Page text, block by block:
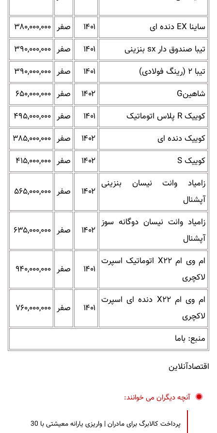
ساینا EX دنده ای ۱۴۰۱ صفر ۳۸۰,۰۰۰,۰۰۰
تیبا صندوق دار sx بنزینی
۱۴۰۱ صفر ۳۹۰,۰۰۰,۰۰۰
تیبا ۲ (رینگ فولادی)
۱۴۰۱ صفر ۳۹۰,۰۰۰,۰۰۰
شاهینG
۱۴۰۲ صفر ۶۵۰,۰۰۰,۰۰۰
کوییک R پلاس اتوماتیک
۱۴۰۱ صفر ۴۹۵,۰۰۰,۰۰۰
کوییک دنده ای
۱۴۰۲ صفر ۳۸۵,۰۰۰,۰۰۰
کوییک S
۱۴۰۲ صفر ۴۱۵,۰۰۰,۰۰۰
زامیاد وانت نیسان بنزینی
آپشنال
۱۴۰۲ صفر ۵۶۵,۰۰۰,۰۰۰
زامیاد وانت نیسان دوگانه سوز
آپشنال
۱۴۰۲ صفر ۶۳۵,۰۰۰,۰۰۰
ام وی ام X۲۲ اتوماتیک اسپرت
لاکچری
۱۴۰۱ صفر ۹۴۰,۰۰۰,۰۰۰
ام وی ام X۲۲ دنده ای اسپرت
لاکچری
۱۴۰۱ صفر ۷۶۰,۰۰۰,۰۰۰
منبع: باما
اقتصادآنلاین
آنچه دیگران می خوانند:
پرداخت کالابرگ برای مادران | واریزی یارانه معیشتی با 30